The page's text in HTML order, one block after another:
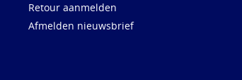
Retour aanmelden
Afmelden nieuwsbrief